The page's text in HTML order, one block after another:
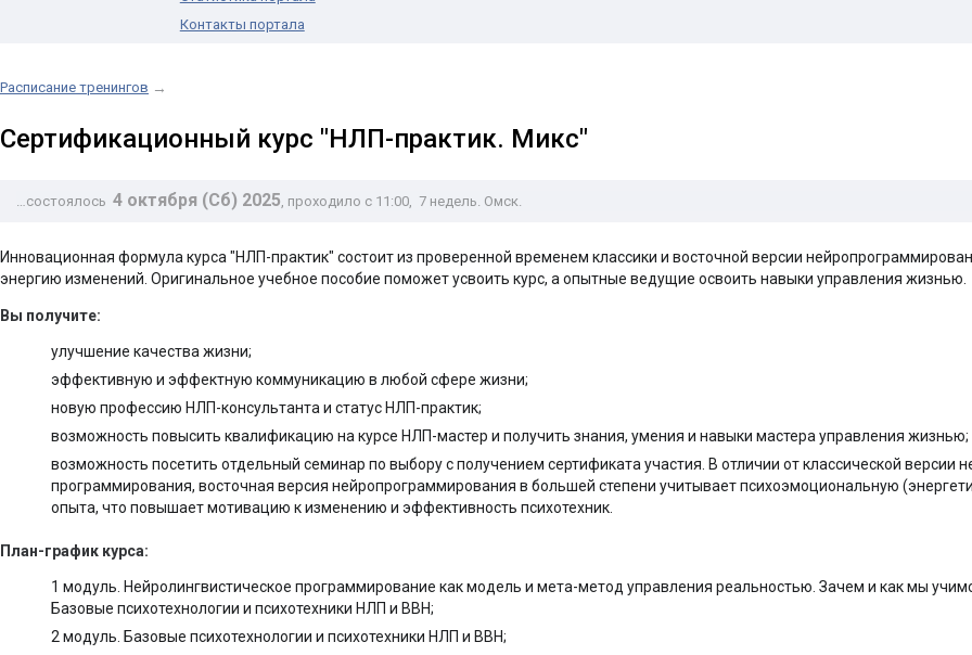
Контакты портала
Расписание тренингов →
Сертификационный курс "НЛП-практик. Микс"
…состоялось 4 октября (Сб) 2025, проходило с 11:00, 7 недель. Омск.
Инновационная формула курса "НЛП-практик" состоит из проверенной временем классики и восточной версии
энергию изменений. Оригинальное учебное пособие поможет усвоить курс, а опытные ведущие освоить навыки управления жизнью.
Вы получите:
улучшение качества жизни;
эффективную и эффектную коммуникацию в любой сфере жизни;
новую профессию НЛП-консультанта и статус НЛП-практик;
возможность повысить квалификацию на курсе НЛП-мастер и получить знания, умения и навыки мастера управления жизнью;
возможность посетить отдельный семинар по выбору с получением сертификата участия. В отличии от классической версии
программирования, восточная версия нейропрограммирования в большей степени учитывает психоэмоциональную
опыта, что повышает мотивацию к изменению и эффективность психотехник.
План-график курса:
1 модуль. Нейролингвистическое программирование как модель и мета-метод управления реальностью. Зачем и как мы
Базовые психотехнологии и психотехники НЛП и ВВН;
2 модуль. Базовые психотехнологии и психотехники НЛП и ВВН;